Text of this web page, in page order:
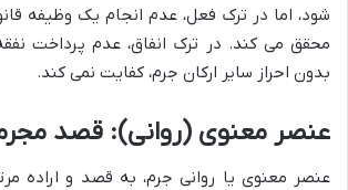
شود، اما در ترک فعل، عدم انجام یک وظیفه
محقق می کند. در ترک انفاق، عدم پرداخت
بدون احراز سایر ارکان جرم، کفایت نمی کند.
عنصر معنوی (روانی): قصد
عنصر معنوی یا روانی جرم، به قصد و اراده